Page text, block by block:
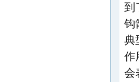
到
钩
典
作
会